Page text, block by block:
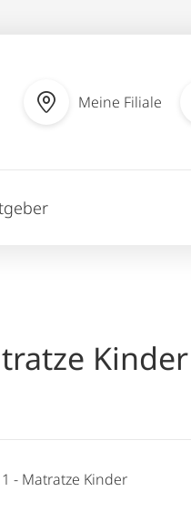
Meine Filiale
Kinder
- Matratze Kinder